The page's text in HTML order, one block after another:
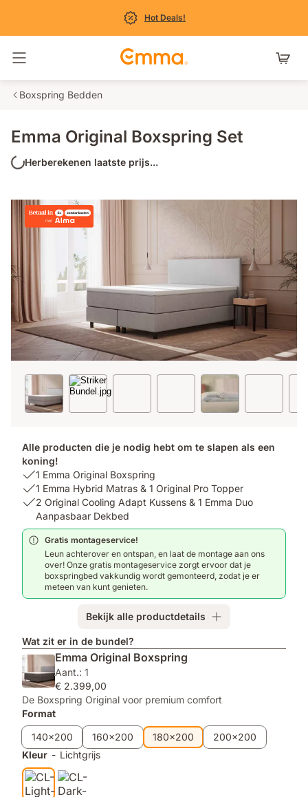
Hot Deals!
Navigatie in- en uitschakelen
Boxspring Bedden
Emma Original Boxspring Set
Herberekenen laatste prijs...
Alle producten die je nodig hebt om te slapen als een
koning!
USP
1:
1
Emma
Original
Boxspring
1 Emma Original Boxspring
USP
2:
Emma
Hybrid
Matras
Original
1 Emma Hybrid Matras & 1 Original Pro Topper
USP
2
Original
Cooling
Adapt
Kussens
&
Duo
Aanpasbaar
Dekbed
2 Original Cooling Adapt Kussens & 1 Emma Duo
Aanpasbaar Dekbed
Gratis montageservice!
Leun achterover en ontspan, en laat de montage aan ons
over! Onze gratis montageservice zorgt ervoor dat je
boxspringbed vakkundig wordt gemonteerd, zodat je er
meteen van kunt genieten.
Bekijk alle productdetails
Wat zit er in de bundel?
Emma Original Boxspring
Aant.: 1
€ 2.399,00
De Boxspring Original voor premium comfort
Format
140x200
160x200 180x200
200x200
Kleur - Lichtgrijs